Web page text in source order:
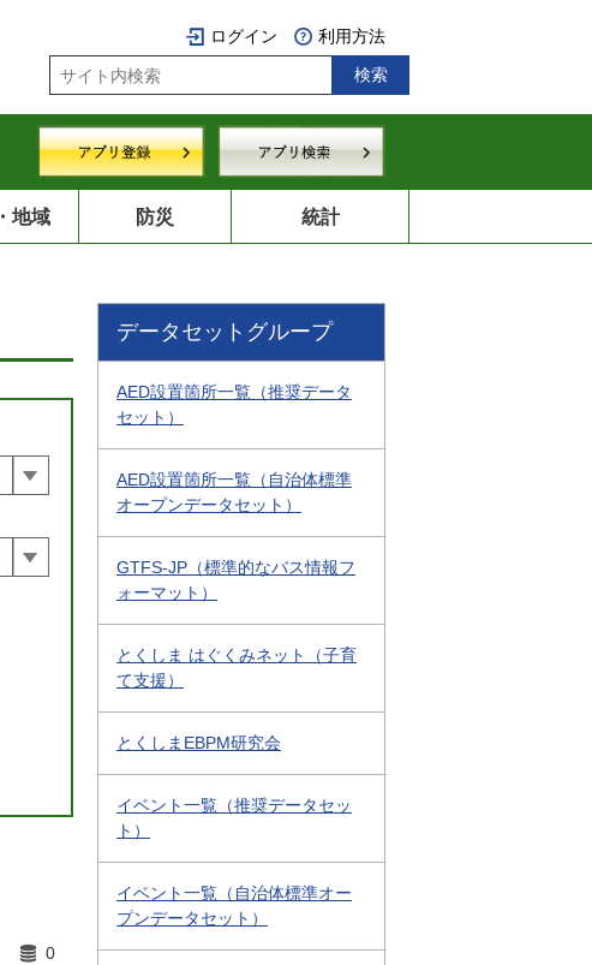
ログイン 利用方法
地域 防災 統計
0
データセットグループ
AED設置箇所一覧（推奨データ
セット）
AED設置箇所一覧（自治体標準
オープンデータセット）
GTFS-JP（標準的なバス情報フ
ォーマット）
とくしま はぐくみネット（子育
て支援）
とくしまEBPM研究会
イベント一覧（推奨データセッ
ト）
イベント一覧（自治体標準オー
プンデータセット）